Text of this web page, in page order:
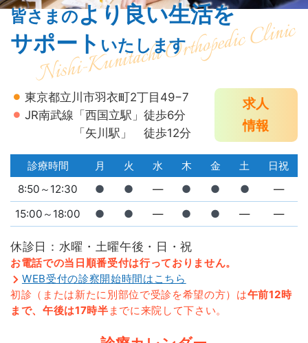
東京都立川市羽衣町2丁目49−7
JR南武線 「西国立駅」徒歩6分
「矢川駅」 徒歩12分
求人
情報
診療時間 月 火 水 木 金 土
日祝
8:50～12:30
● ● ― ● ● ●
―
15:00～18:00
● ● ― ● ● ― ―
休診日：水曜・土曜午後・日・祝
お電話での当日順番受付は行っておりません。
WEB受付の診察開始時間はこちら
初診（または新たに別部位で受診を希望の方）は午前12時
まで、午後は17時半 までに来院して下さい。
皆さまのより良い生活を
サポート いたします